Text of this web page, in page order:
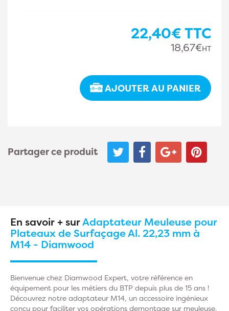
22,40€TTC
18,67€HT
AJOUTER AU PANIER
Partager ce produit
En savoir + surAdaptateur Meuleuse pour
Plateaux de Surfaçage Al. 22,23 mm à
M14 - Diamwood
Bienvenue chez Diamwood Expert, votre référence en
équipement pour les métiers du BTP depuis plus de 15 ans !
Découvrez notre adaptateur M14, un accessoire ingénieux
conçu pour faciliter vos opérations demontage sur meuleuse.